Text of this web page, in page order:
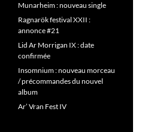
Munarheim : nouveau single
Ragnarök festival XXII :
annonce #21
Lid Ar Morrigan IX : date
confirmée
Insomnium : nouveau morceau
/ précommandes du nouvel
album
Ar’ Vran Fest IV